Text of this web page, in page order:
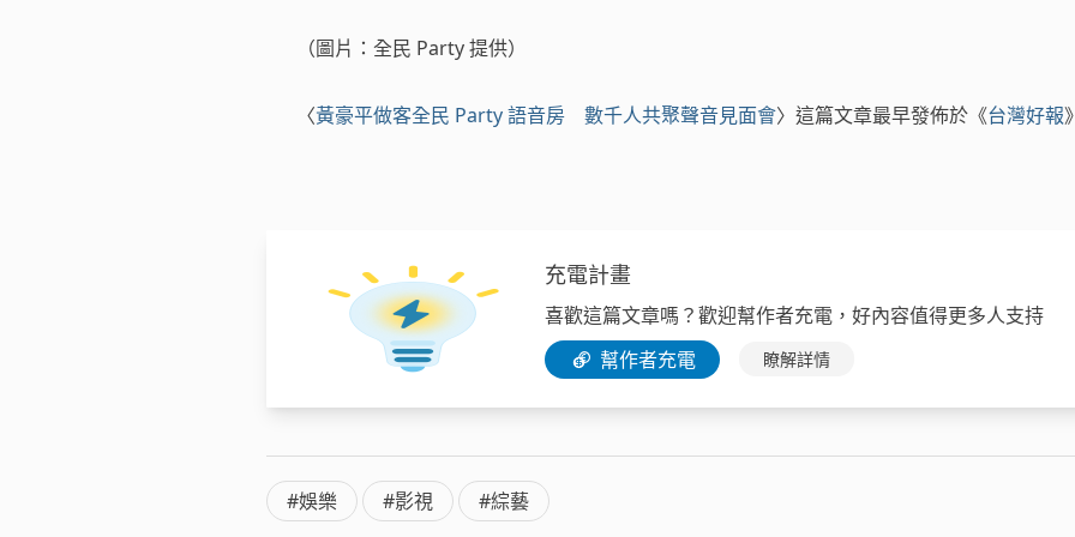
（圖片：全民 Party 提供）
〈黃豪平做客全民 Party 語音房 數千人共聚聲音見面會〉這篇文章最早發佈於《台灣好報
充電計畫
喜歡這篇文章嗎？歡迎幫作者充電，好內容值得更多人支持
幫作者充電
瞭解詳情
#娛樂 #影視 #綜藝